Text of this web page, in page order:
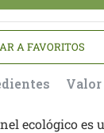
A FAVORITOS
ecológico